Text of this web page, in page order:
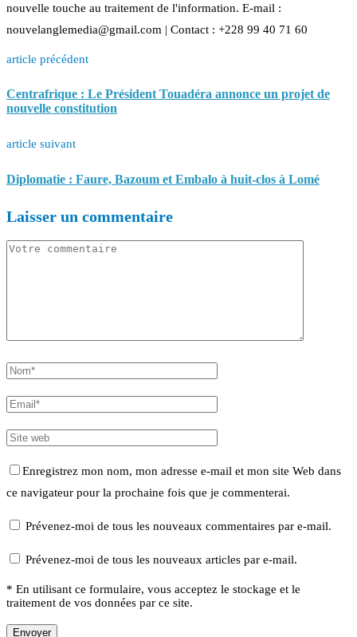
nouvelle touche au traitement de l'information. E-mail :
nouvelanglemedia@gmail.com | Contact : +228 99 40 71 60
article précédent
Centrafrique : Le Président Touadéra annonce un projet de
nouvelle constitution
article suivant
Diplomatie : Faure, Bazoum et Embalo à huit-clos à Lomé
Laisser un commentaire
Enregistrez mon nom, mon adresse e-mail et mon site Web dans
ce navigateur pour la prochaine fois que je commenterai.
Prévenez-moi de tous les nouveaux commentaires par e-mail.
Prévenez-moi de tous les nouveaux articles par e-mail.
* En utilisant ce formulaire, vous acceptez le stockage et le
traitement de vos données par ce site.